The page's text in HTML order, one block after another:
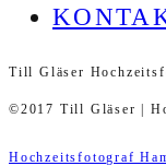
Till Gläser
©2017 Till Gläser |
Hochzeitsfotograf